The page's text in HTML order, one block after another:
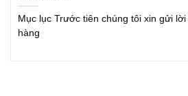
Mục lục Trước tiên chúng tôi xin gửi
hàng